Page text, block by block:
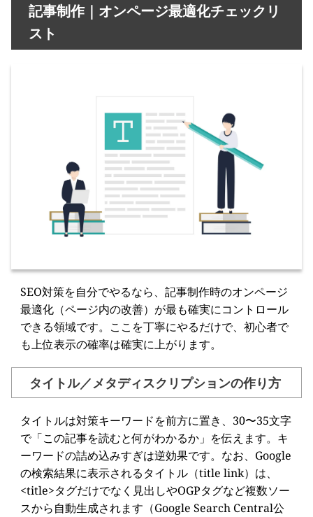
記事制作｜オンページ最適化チェックリ
スト
SEO対策を自分でやるなら、記事制作時のオンページ
最適化（ページ内の改善）が最も確実にコントロール
できる領域です。ここを丁寧にやるだけで、初心者で
も上位表示の確率は確実に上がります。
タイトル／メタディスクリプションの作り方
タイトルは対策キーワードを前方に置き、30〜35文字
で「この記事を読むと何がわかるか」を伝えます。キ
ーワードの詰め込みすぎは逆効果です。なお、Google
の検索結果に表示されるタイトル（title link）は、
<title>タグだけでなく見出しやOGPタグなど複数ソー
スから自動生成されます（Google Search Central公